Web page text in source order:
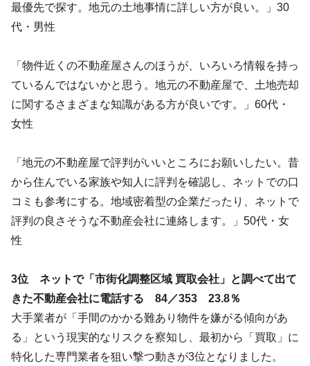
最優先で探す。地元の土地事情に詳しい方が良い。」30
代・男性
「物件近くの不動産屋さんのほうが、いろいろ情報を持っ
ているんではないかと思う。地元の不動産屋で、土地売却
に関するさまざまな知識がある方が良いです。」60代・
女性
「地元の不動産屋で評判がいいところにお願いしたい。昔
から住んでいる家族や知人に評判を確認し、ネットでの口
コミも参考にする。地域密着型の企業だったり、ネットで
評判の良さそうな不動産会社に連絡します。」50代・女
性
3位 ネットで「市街化調整区域 買取会社」と調べて出て
きた不動産会社に電話する 84／353 23.8％
大手業者が「手間のかかる難あり物件を嫌がる傾向があ
る」という現実的なリスクを察知し、最初から「買取」に
特化した専門業者を狙い撃つ動きが3位となりました。